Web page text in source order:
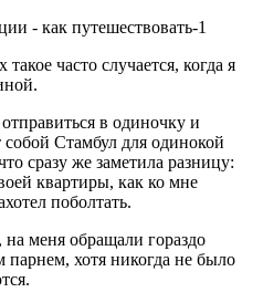
часто случается, когда я
в одиночку и
собой Стамбул для одинокой
сразу же заметила разницу:
квартиры, как ко мне
поболтать.
на меня обращали гораздо
хотя никогда не было